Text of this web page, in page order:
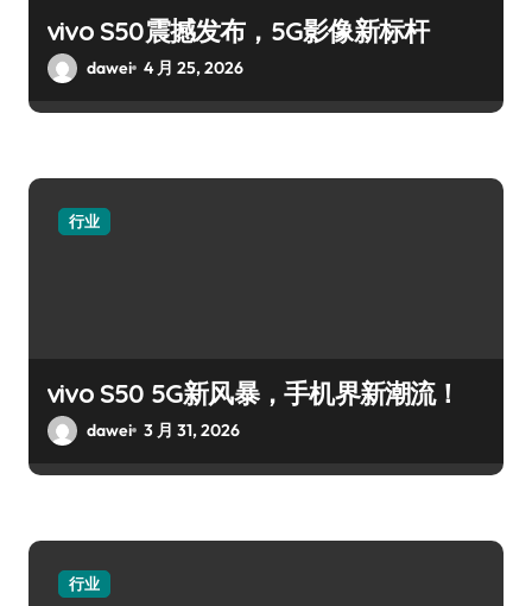
vivo S50震撼发布，5G影像新标杆
dawei 4 月 25, 2026
行业
vivo S50 5G新风暴，手机界新潮流！
dawei 3 月 31, 2026
行业